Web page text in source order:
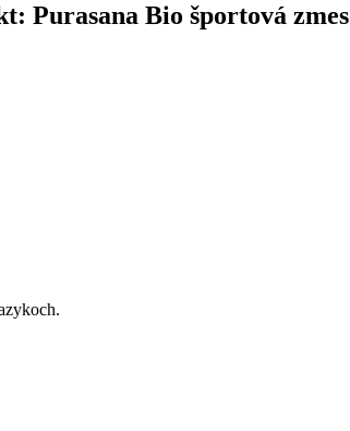
Purasana Bio športová zmes